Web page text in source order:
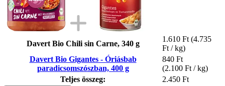
Davert Bio Chili sin Carne, 340 g
1.610 Ft (4.735
Ft / kg)
Davert Bio Gigantes - Óriásbab
paradicsomszószban, 400 g
840 Ft
(2.100 Ft / kg)
Teljes összeg:
2.450 Ft